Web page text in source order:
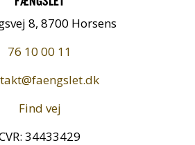
8, 8700 Horsens
76 10 00 11
Find vej
34433429